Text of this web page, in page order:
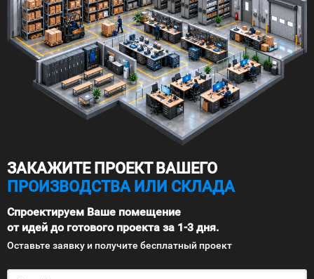
ЗАКАЖИТЕ ПРОЕКТ ВАШЕГО
ПРОИЗВОДСТВА ИЛИ СКЛАДА
Спроектируем Ваше помещение
от идей до готового проекта за 1-3 дня.
Оставьте заявку и получите бесплатный проект